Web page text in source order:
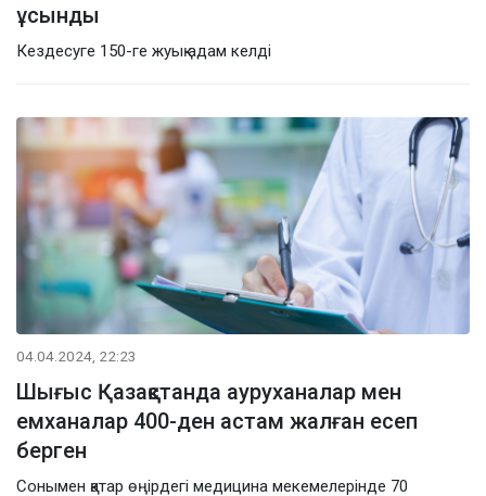
ұсынды
Кездесуге 150-ге жуық адам келді
04.04.2024, 22:23
Шығыс Қазақстанда ауруханалар мен
емханалар 400-ден астам жалған есеп
берген
Сонымен қатар өңірдегі медицина мекемелерінде 70